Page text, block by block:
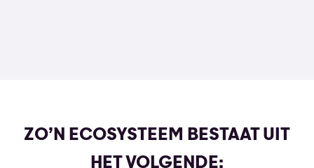
ZO’N ECOSYSTEEM BESTAAT UIT
HET VOLGENDE: